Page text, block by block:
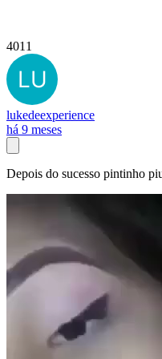
4011
lukedeexperience
há 9 meses
Depois do sucesso pintinho